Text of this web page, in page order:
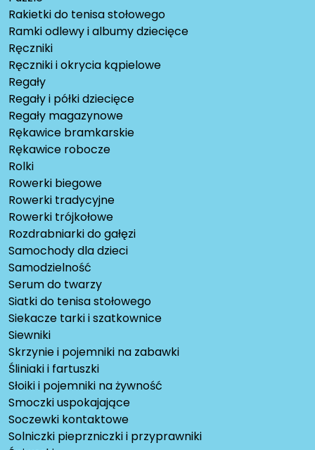
Rakietki do tenisa stołowego
Ramki odlewy i albumy dziecięce
Ręczniki
Ręczniki i okrycia kąpielowe
Regały
Regały i półki dziecięce
Regały magazynowe
Rękawice bramkarskie
Rękawice robocze
Rolki
Rowerki biegowe
Rowerki tradycyjne
Rowerki trójkołowe
Rozdrabniarki do gałęzi
Samochody dla dzieci
Samodzielność
Serum do twarzy
Siatki do tenisa stołowego
Siekacze tarki i szatkownice
Siewniki
Skrzynie i pojemniki na zabawki
Śliniaki i fartuszki
Słoiki i pojemniki na żywność
Smoczki uspokajające
Soczewki kontaktowe
Solniczki pieprzniczki i przyprawniki